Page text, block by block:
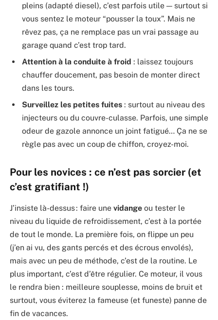
pleins (adapté diesel), c’est parfois utile — surtout si
vous sentez le moteur “pousser la toux”. Mais ne
rêvez pas, ça ne remplace pas un vrai passage au
garage quand c’est trop tard.
Attention à la conduite à froid : laissez toujours
chauffer doucement, pas besoin de monter direct
dans les tours.
Surveillez les petites fuites : surtout au niveau des
injecteurs ou du couvre-culasse. Parfois, une simple
odeur de gazole annonce un joint fatigué… Ça ne se
règle pas avec un coup de chiffon, croyez-moi.
Pour les novices : ce n’est pas sorcier (et
c’est gratifiant !)
J’insiste là-dessus : faire une vidange ou tester le
niveau du liquide de refroidissement, c’est à la portée
de tout le monde. La première fois, on flippe un peu
(j’en ai vu, des gants percés et des écrous envolés),
mais avec un peu de méthode, c’est de la routine. Le
plus important, c’est d’être régulier. Ce moteur, il vous
le rendra bien : meilleure souplesse, moins de bruit et
surtout, vous éviterez la fameuse (et funeste) panne de
fin de vacances.